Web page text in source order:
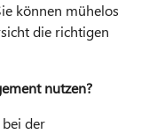
können mühelos
die richtigen
nutzen?
der